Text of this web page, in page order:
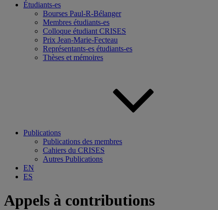
Étudiants-es
Bourses Paul-R-Bélanger
Membres étudiants-es
Colloque étudiant CRISES
Prix Jean-Marie-Fecteau
Représentants-es étudiants-es
Thèses et mémoires
Publications
Publications des membres
Cahiers du CRISES
Autres Publications
EN
ES
Appels à contributions